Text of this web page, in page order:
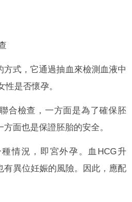
方式，它通過抽血來檢測血液中
性是否懷孕。
合檢查，一方面是為了確保胚
面也是保證胚胎的安全。
情況，即宮外孕。血HCG升
有異位妊娠的風險。因此，應配